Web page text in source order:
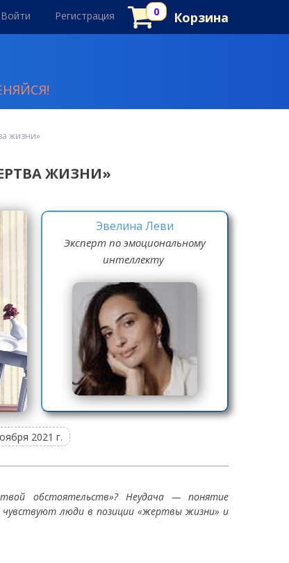
Войти Регистрация Корзина
жизни»
ЖИЗНИ»
Эвелина Леви
Эксперт по эмоциональному
интеллекту
2021 г.
обстоятельств»? Неудача — понятие
чувствуют люди в позиции «жертвы жизни» и